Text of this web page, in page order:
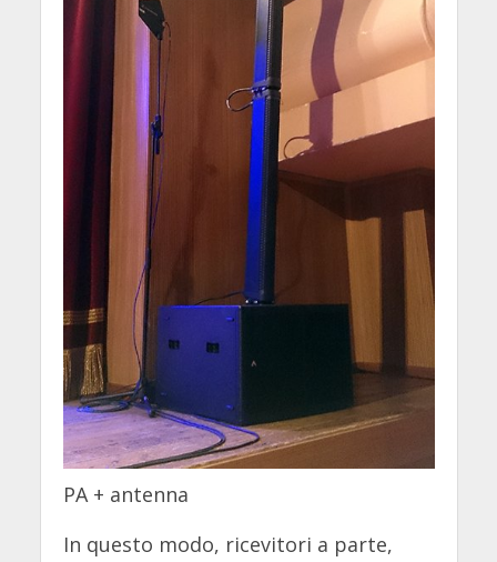
PA + antenna
In questo modo, ricevitori a parte,